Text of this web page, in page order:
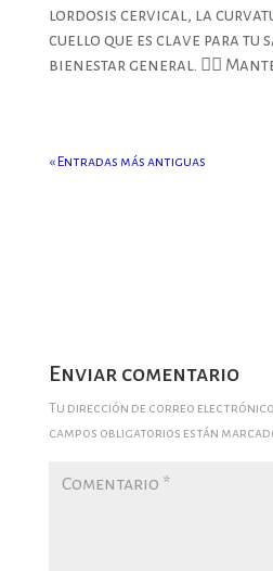
lordosis cervical, la
cuello que es clave para tu
bienestar general. 🙆‍♂️
« Entradas más antiguas
Enviar comentario
Tu dirección de correo
campos obligatorios están